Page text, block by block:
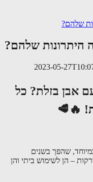
שלהם?
היתרונות שלהם?
2023-05-
עם אבן בזלת? כל
🔥🥩
שהפך בשנים
– הן לשימוש ביתי והן